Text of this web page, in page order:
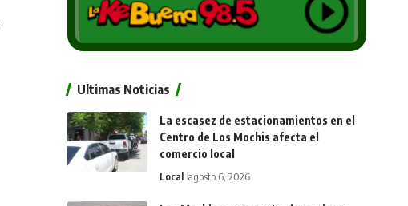
Ultimas Noticias
La escasez de estacionamientos en el
Centro de Los Mochis afecta el
comercio local
Local agosto 6, 2026